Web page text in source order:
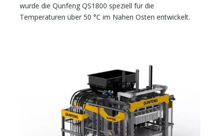
wurde die Qunfeng QS1800 speziell für die
Temperaturen über 50 °C im Nahen Osten entwickelt.